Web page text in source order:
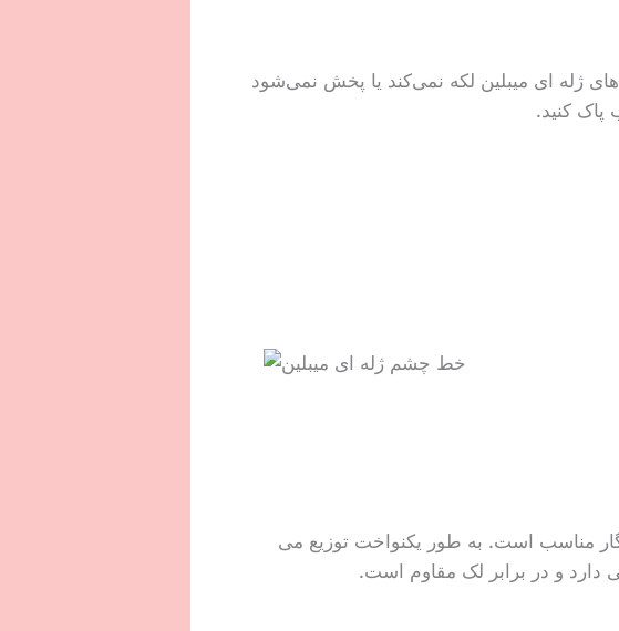
ژله ای میبلین لکه نمی‌کند یا پخش نمی‌شود
پاک کنید.
مناسب است. به طور یکنواخت توزیع می
دارد و در برابر لک مقاوم است.